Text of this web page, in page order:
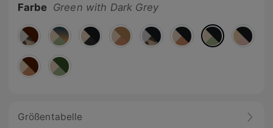
Farbe Green with Dark Grey
Größentabelle